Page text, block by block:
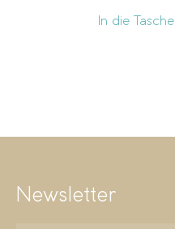
In die Tasche
Newsletter